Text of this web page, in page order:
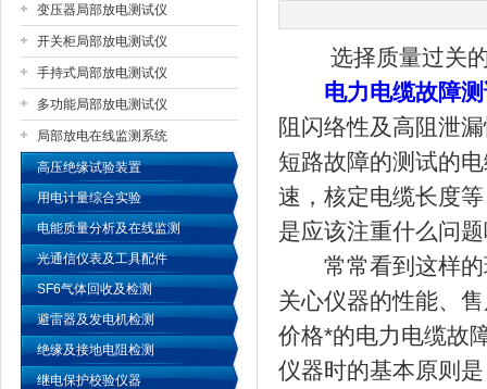
变压器局部放电测试仪
开关柜局部放电测试仪
手持式局部放电测试仪
多功能局部放电测试仪
局部放电在线监测系统
高压绝缘试验装置
用电计量综合实验
电能质量分析及在线监测
光通信仪表及工具配件
SF6气体回收及检测
避雷器及发电机检测
绝缘及接地电阻检测
继电保护校验仪器
选择质量过关的
电力电缆故障
阻闪络性及高阻泄
短路故障的测试的
速，核定电缆长度
是应该注重什么问
常常看到这样的
关心仪器的性能、
价格*的电力电缆故
仪器时的基本原则